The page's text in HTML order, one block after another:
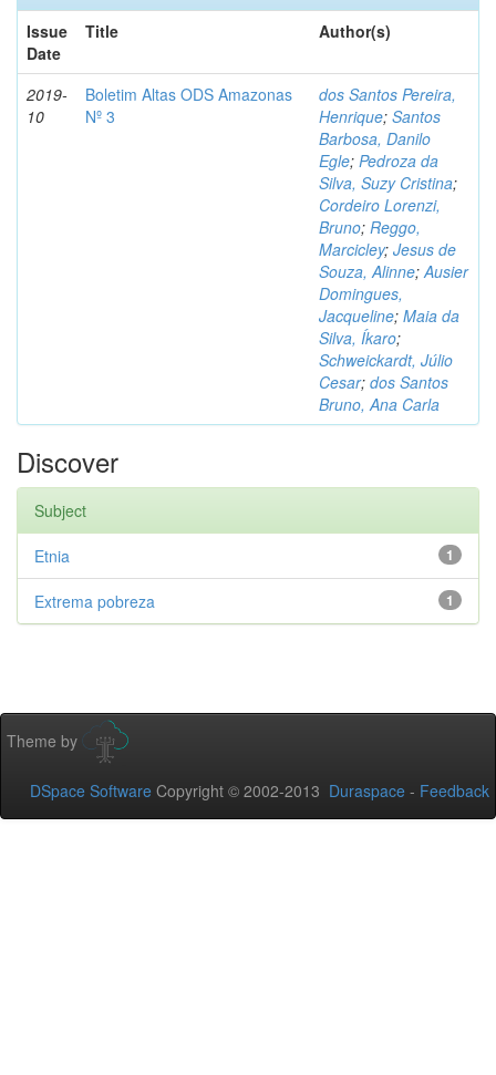
Issue
Date
Title Author(s)
2019-
10
Boletim Altas ODS Amazonas
Nº 3
dos Santos Pereira,
Henrique; Santos
Barbosa, Danilo
Egle; Pedroza da
Silva, Suzy Cristina;
Cordeiro Lorenzi,
Bruno; Reggo,
Marcicley; Jesus de
Souza, Alinne;Ausier
Domingues,
Jacqueline; Maia da
Silva, Íkaro;
Schweickardt, Júlio
Cesar; dos Santos
Bruno, Ana Carla
Discover
Subject
1
Etnia
1
Extrema pobreza
Theme by
DSpace Software Copyright © 2002-2013 Duraspace - Feedback